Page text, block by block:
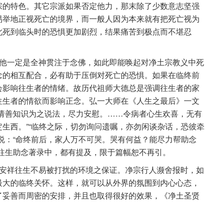
特色。其它宗派如果否定他力，那末除了少数意志坚强
地正视死亡的境界，而一般人因为本来就有把死亡视为
到临头时的恐惧更加剧烈，结果痛苦到极点而不堪忍
一定是全神贯注于念佛，如此即能唤起对净土宗教义中死
相互配合，必有助于压倒对死亡的恐惧。如果在临终前
响往生者的情绪。故历代祖师大德总是强调往生者的家
者的情欲而影响正念。弘一大师在《人生之最后》一文
善知识为之说法，尽力安慰。……令病者心生欢喜，无有
西。”“临终之际，切勿询问遗嘱，亦勿闲谈杂话，恐彼牵
“命终前后，家人万不可哭。哭有何益？能尽力帮助念
助念著录中，都有提及，限于篇幅恕不再引。
祥往生不易被打扰的环境之保证。净宗行人濒舍报时，如
的临终关怀。这样，就可以从外界的氛围到内心心态，
善而周密的安排，并且也取得很好的效果，《净土圣贤